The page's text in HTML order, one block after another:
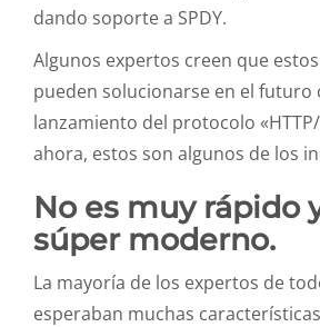
dando soporte a SPDY.
Algunos expertos creen que
pueden solucionarse en el futuro
lanzamiento del protocolo
ahora, estos son algunos de los
No es muy rápido
súper moderno.
La mayoría de los expertos de
esperaban muchas